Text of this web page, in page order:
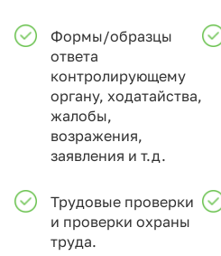
Формы/образцы
ответа
контролирующему
органу, ходатайства,
жалобы,
возражения,
заявления и т.д.
Трудовые проверки
и проверки охраны
труда.